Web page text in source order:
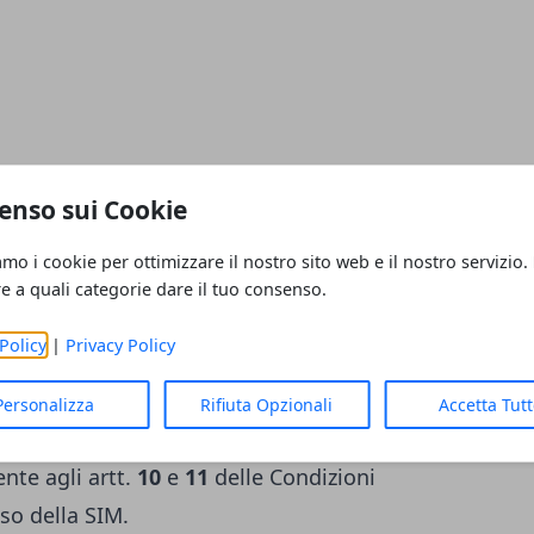
sui Cookie
i cookie per ottimizzare il nostro sito web e il nostro servizio.
a quali categorie dare il tuo consenso.
| Privacy Policy
Rifiuta Opzionali Accetta
e dei dati, in caso di superamento
condizioni previste dal
in modo lecito, secondo buona
agli artt. 10 e 11 delle Condizioni
della SIM.